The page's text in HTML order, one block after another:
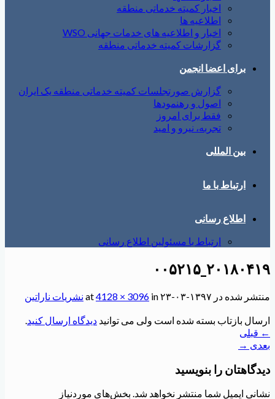
اخبار کمیته خدماتی منطقه
اطلاعیه ها
اخبار و اطلاعیه های خدمات جهانی WSO
گزارشات کمیته خدماتی منطقه
برای اعضا انجمن
گزارش صورتجلسات کمیته خدماتی منطقه یک ایران
اصول و رهنمودها
فقط برای امروز
تجربه، نیرو و امید
بین المللی
ارتباط با ما
اطلاع رسانی
ارتباط با مسئولین اطلاع رسانی
۲۰۱۸۰۴۱۹_۰۰۵۲۱۵
منتشر شده در ۱۳۹۷-۰۳-۲۳ 4128 × 3096 in نشریات ناراتین
ارسال بازتاب بسته شده است ولی می توانید دیدگاه ارسال کنید.
← قبلی
بعدی →
دیدگاهتان را بنویسید
نشانی ایمیل شما منتشر نخواهد شد. بخش‌های موردنیاز